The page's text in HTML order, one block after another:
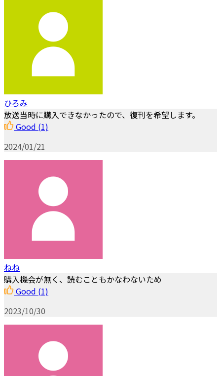
ひろみ
放送当時に購入できなかったので、復刊を希望します。
Good (1)
2024/01/21
ねね
購入機会が無く、読むこともかなわないため
Good (1)
2023/10/30